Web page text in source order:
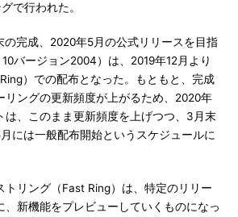
で行われた。
完成、2020年5月の公式リリースを目指
バージョン2004）は、2019年12月より
）での配布となった。もともと、完成
リングの更新頻度が上がるため、2020年
は、このまま更新頻度を上げつつ、3月末
には一般配布開始というスケジュールに
リング（Fast Ring）は、特定のリリー
、新機能をプレビューしていくものになっ